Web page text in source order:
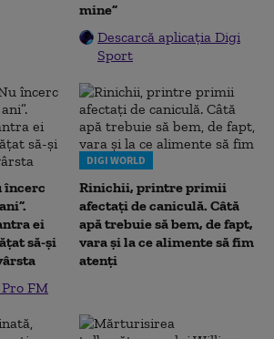
mine”
Descarcă aplicația Digi
Sport
încerc
ei
să-și
FM
DIGI WORLD
Rinichii, printre primii
afectați de caniculă. Câtă
apă trebuie să bem, de fapt,
vara și la ce alimente să fim
atenți